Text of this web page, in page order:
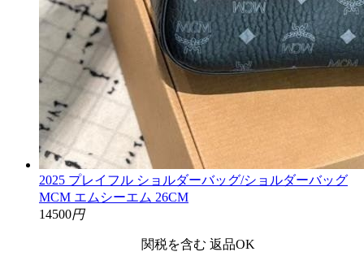
2025 プレイフル ショルダーバッグ/ショルダーバッグ
MCM エムシーエム 26CM
14500円
関税を含む 返品OK